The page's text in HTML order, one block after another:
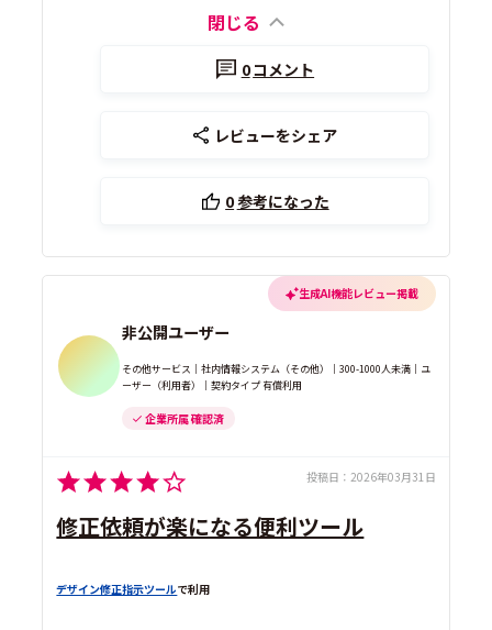
閉じる
0コメント
レビューをシェア
0参考になった
生成AI機能レビュー掲載
非公開ユーザー
その他サービス｜社内情報システム（その他）｜300-1000人未満｜ユ
ーザー（利用者）｜契約タイプ 有償利用
企業所属 確認済
投稿日： 2026年03月31日
修正依頼が楽になる便利ツール
デザイン修正指示ツールで利用